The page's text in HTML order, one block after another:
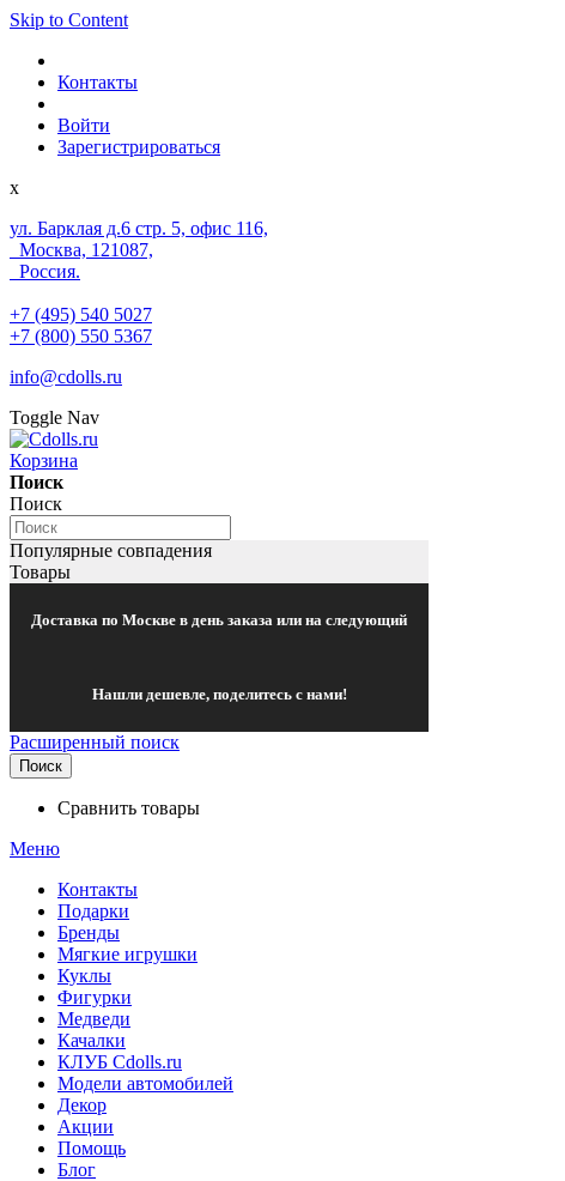
Skip to Content
Контакты
Войти
Зарегистрироваться
x
ул. Барклая д.6 стр. 5, офис 116,
Москва, 121087,
Россия.
+7 (495) 540 5027
+7 (800) 550 5367
info@cdolls.ru
Toggle Nav
Корзина
Поиск
Поиск
Популярные совпадения
Товары
Доставка по Москве в день заказа или на следующий
Нашли дешевле, поделитесь с нами!
Расширенный поиск
Поиск
Сравнить товары
Меню
Контакты
Подарки
Бренды
Мягкие игрушки
Куклы
Фигурки
Медведи
Качалки
КЛУБ Cdolls.ru
Модели автомобилей
Декор
Акции
Помощь
Блог